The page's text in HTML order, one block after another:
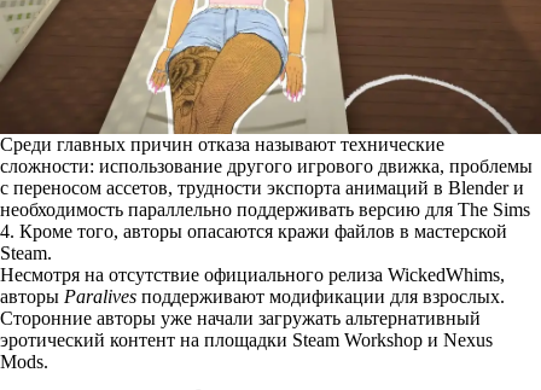
Среди главных причин отказа называют технические
сложности: использование другого игрового движка, проблемы
с переносом ассетов, трудности экспорта анимаций в Blender и
необходимость параллельно поддерживать версию для The Sims
4. Кроме того, авторы опасаются кражи файлов в мастерской
Steam.
Несмотря на отсутствие официального релиза WickedWhims,
авторы Paralives поддерживают модификации для взрослых.
Сторонние авторы уже начали загружать альтернативный
эротический контент на площадки Steam Workshop и Nexus
Mods.